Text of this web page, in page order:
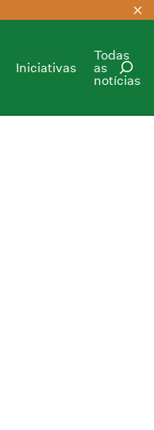
Iniciativas
Todas
as
notícias